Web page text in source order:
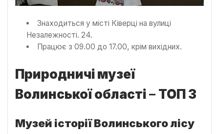
Знаходиться у місті Ківерці на вулиці
Незалежності. 24.
Працює з 09.00 до 17.00, крім вихідних.
Природничі музеї
Волинської області– ТОП 3
Музей історії Волинського лісу